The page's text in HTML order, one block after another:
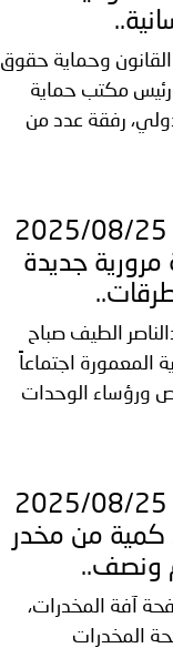
القانون وحماية حقوق
مكتب حماية
رفقة عدد من
ليبيا ـ 1447/03/02هــ الموافق 2025/08/25
جديدة
الطيف صباح
المعمورة اجتماعاً
ورؤساء الوحدات
ليبيا ـ 1447/03/02هــ الموافق 2025/08/25
كمية من مخدر
ونصف..
آفة المخدرات،
المخدرات